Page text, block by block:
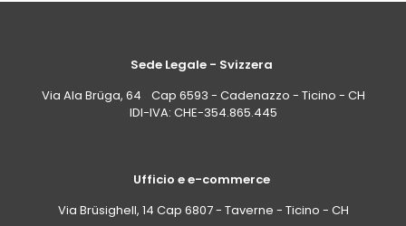
Sede Legale - Svizzera
Via Ala Brüga, 64 Cap 6593 - Cadenazzo - Ticino - CH
IDI-IVA: CHE-354.865.445
Ufficio e e-commerce
Via Brüsighell, 14 Cap 6807 - Taverne - Ticino - CH